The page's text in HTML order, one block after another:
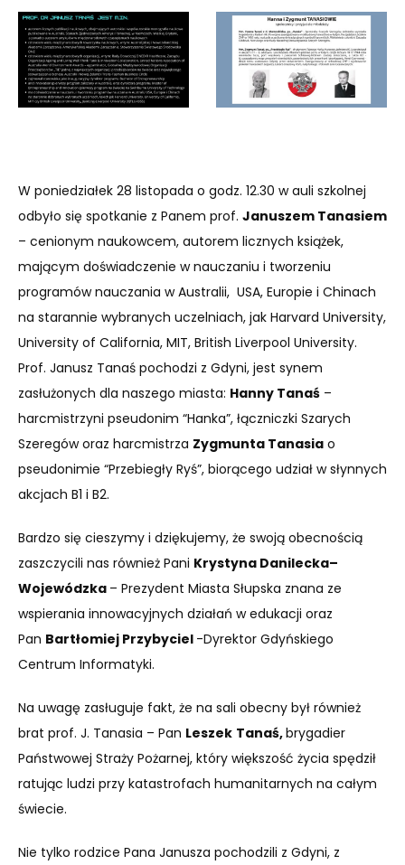
W poniedziałek 28 listopada o godz. 12.30 w auli szkolnej
odbyło się spotkanie z Panem prof. Januszem Tanasiem
– cenionym naukowcem, autorem licznych książek,
mającym doświadczenie w nauczaniu i tworzeniu
programów nauczania w Australii, USA, Europie i Chinach
na starannie wybranych uczelniach, jak Harvard University,
University of California, MIT, British Liverpool University.
Prof. Janusz Tanaś pochodzi z Gdyni, jest synem
zasłużonych dla naszego miasta: Hanny Tanaś –
harcmistrzyni pseudonim “Hanka”, łączniczki Szarych
Szeregów oraz harcmistrza Zygmunta Tanasia o
pseudonimie “Przebiegły Ryś”, biorącego udział w słynnych
akcjach B1 i B2.
Bardzo się cieszymy i dziękujemy, że swoją obecnością
zaszczycili nas również Pani Krystyna Danilecka–
Wojewódzka – Prezydent Miasta Słupska znana ze
wspierania innowacyjnych działań w edukacji oraz
Pan Bartłomiej Przybyciel -Dyrektor Gdyńskiego
Centrum Informatyki.
Na uwagę zasługuje fakt, że na sali obecny był również
brat prof. J. Tanasia – Pan Leszek Tanaś,brygadier
Państwowej Straży Pożarnej, który większość życia spędził
ratując ludzi przy katastrofach humanitarnych na całym
świecie.
Nie tylko rodzice Pana Janusza pochodzili z Gdyni, z